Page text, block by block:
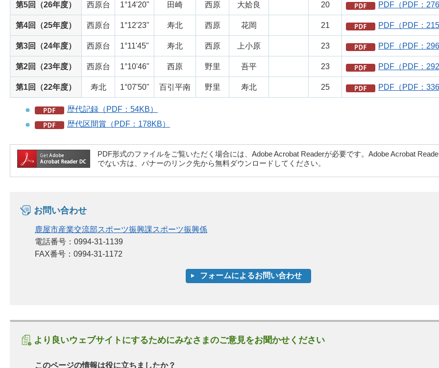
第5回（26年度） 西原台 1°14'20" 田崎 西原 大姶良 20 PDF（PDF：
第4回（25年度） 西原台 1°12'23" 寿北 西原 花岡 21 PDF（PDF：
第3回（24年度） 西原台 1°11'45" 寿北 西原 上小原 23 PDF（PDF：
第2回（23年度） 西原台 1°10'46" 西原 野里 吾平 23 PDF（PDF：
第1回（22年度） 寿北 1°07'50" 百引平南 野里 寿北 25 PDF（PDF：
歴代記録（PDF：54KB）
歴代区間賞（PDF：178KB）
PDF形式のファイルをご覧いただく場合には、Adobe Acrobat Readerが必要です。Adobe Acrobat
でない方は、バナーのリンク先から無料ダウンロードしてください。
お問い合わせ
鹿屋市産業交流部スポーツ振興課スポーツ振興係
電話番号：0994-31-1139
FAX番号：0994-31-1172
より良いウェブサイトにするためにみなさまのご意見をお聞かせください
このページの情報は役に立ちましたか？